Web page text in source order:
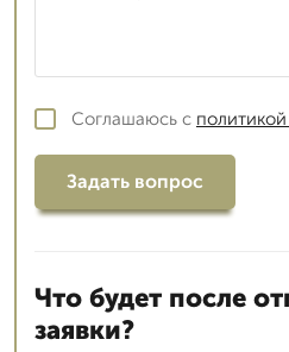
Соглашаюсь с
Задать вопрос
Что будет после
заявки?